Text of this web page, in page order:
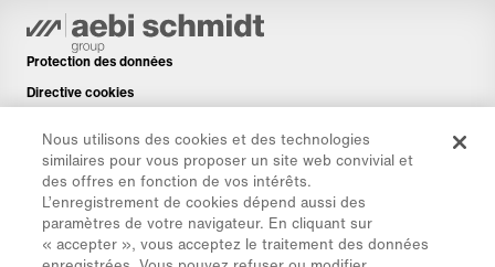
Protection des données
Directive cookies
Avis de non-responsabilité
Newsletter
Pièces de rechange
Espace de téléchargement
Nous utilisons des cookies et des technologies
similaires pour vous proposer un site web convivial et
des offres en fonction de vos intérêts.
L’enregistrement de cookies dépend aussi des
paramètres de votre navigateur. En cliquant sur
« accepter », vous acceptez le traitement des données